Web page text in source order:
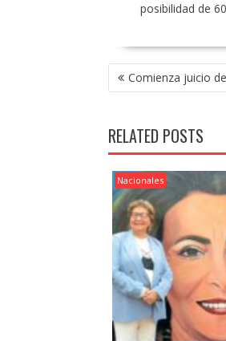
posibilidad de
POST
NAVIGATION
Comienza juicio
RELATED POSTS
Nacionales